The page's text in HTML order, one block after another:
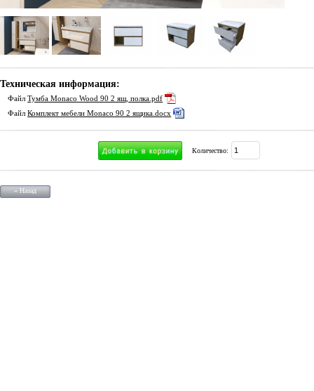
Техническая информация:
ФайлТумба Monaco Wood 90 2 ящ, полка.pdf
ФайлКомплект мебели Monaco 90 2 ящика.docx
Количество:
« Назад